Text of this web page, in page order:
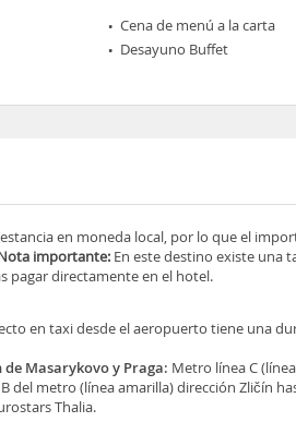
Cena de menú a la carta
Desayuno Buffet
en moneda local, por lo que el
importante: En este destino existe una
pagar directamente en el hotel.
en taxi desde el aeropuerto tiene una
de Masarykovo y Praga: Metro línea C
del metro (línea amarilla) dirección Zličín
Thalia.